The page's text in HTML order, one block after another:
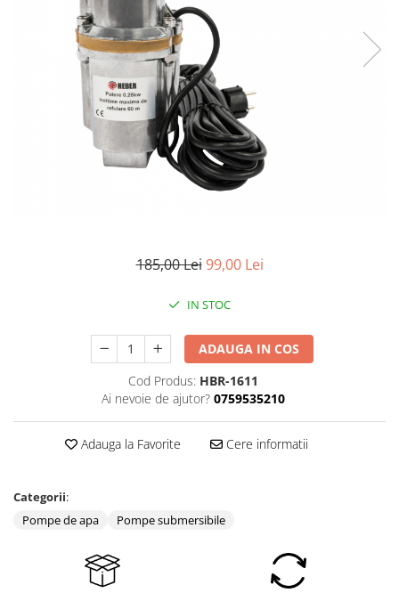
185,00 Lei 99,00 Lei
IN STOC
ADAUGA IN COS
Cod Produs: HBR-1611
Ai nevoie de ajutor? 0759535210
Adauga la Favorite Cere informatii
Categorii:
Pompe de apa
Pompe submersibile